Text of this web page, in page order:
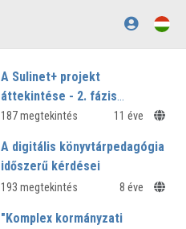
A Sulinet+ projekt
áttekintése - 2. fázis
fejlesztések
187 megtekintés 11 éve
A digitális könyvtárpedagógia
időszerű kérdései
193 megtekintés 8 éve
"Komplex kormányzati